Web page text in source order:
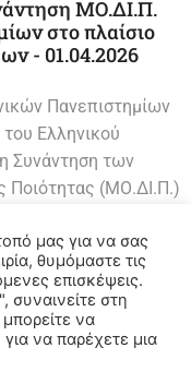
ΜΟ.ΔΙ.Π.
στο πλαίσιο
- 01.04.2026
Πανεπιστημίων
Ελληνικού
Συνάντηση των
Ποιότητας (ΜΟ.ΔΙ.Π.)
των ΠΠΣ
Προτάσεων
μας για να σας
θυμόμαστε τις
επισκέψεις.
στη
να
για να παρέχετε μια